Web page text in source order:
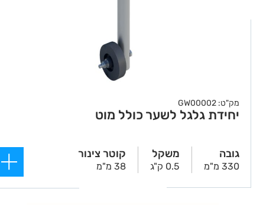
מק"ט: GW00002
יחידת גלגל לשער כולל מוט
גובה
330 מ"מ
משקל
0.5 ק"ג
קוטר צינור
38 מ"מ